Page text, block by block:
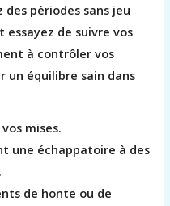
périodes sans jeu
de suivre vos
à contrôler vos
un équilibre sain dans
mises.
une échappatoire à des
de honte ou de